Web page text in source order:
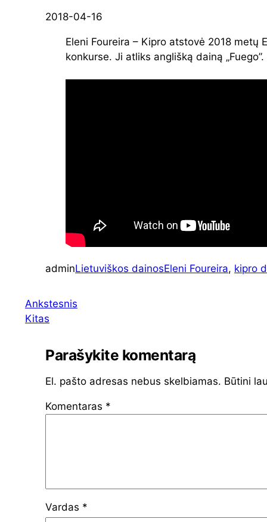
2018-04-16
Eleni Foureira – Kipro atstovė 2018 metų
konkurse. Ji atliks anglišką dainą „Fuego”.
adminLietuviškos dainosEleni Foureira, kipro
Ankstesnis
Kitas
Parašykite komentarą
El. pašto adresas nebus skelbiamas. Būtini
Komentaras *
Vardas *